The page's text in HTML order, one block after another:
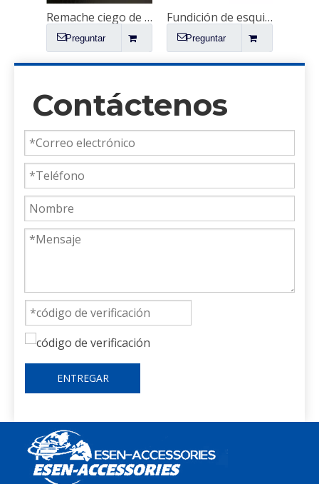
Remache ciego de acero inoxidable
Preguntar
Fundición de esquina de contenedor
Preguntar
Contáctenos
ENTREGAR